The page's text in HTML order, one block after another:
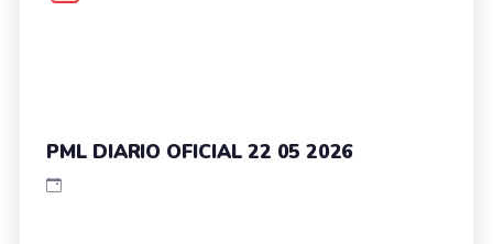
PML DIARIO OFICIAL 22 05 2026